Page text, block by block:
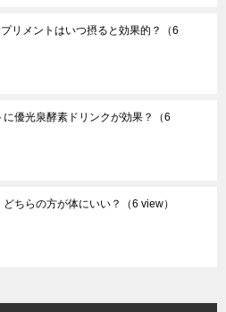
リメントはいつ摂ると効果的？
（6
優光泉酵素ドリンクが効果？
（6
ちらの方が体にいい？ （6 view）